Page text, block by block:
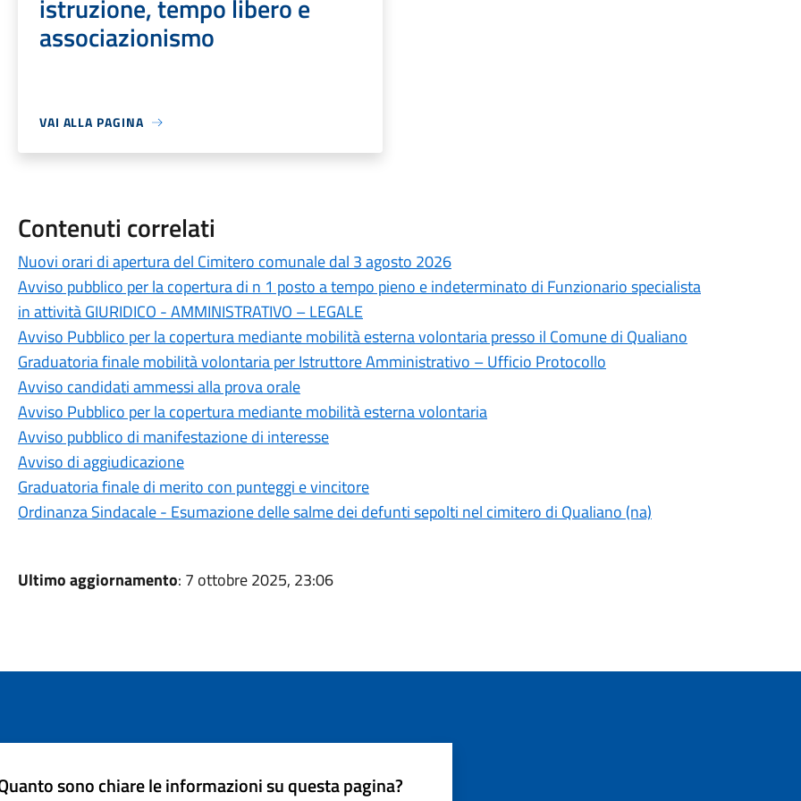
istruzione, tempo libero e
associazionismo
VAI ALLA PAGINA
Contenuti correlati
Nuovi orari di apertura del Cimitero comunale dal 3 agosto 2026
Avviso pubblico per la copertura di n 1 posto a tempo pieno e indeterminato di Funzionario specialista
in attività GIURIDICO - AMMINISTRATIVO – LEGALE
Avviso Pubblico per la copertura mediante mobilità esterna volontaria presso il Comune di Qualiano
Graduatoria finale mobilità volontaria per Istruttore Amministrativo – Ufficio Protocollo
Avviso candidati ammessi alla prova orale
Avviso Pubblico per la copertura mediante mobilità esterna volontaria
Avviso pubblico di manifestazione di interesse
Avviso di aggiudicazione
Graduatoria finale di merito con punteggi e vincitore
Ordinanza Sindacale - Esumazione delle salme dei defunti sepolti nel cimitero di Qualiano (na)
Ultimo aggiornamento: 7 ottobre 2025, 23:06
sono chiare le informazioni su questa pagina?